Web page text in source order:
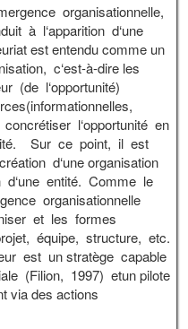
organisationnelle,
à l‘apparition d‘une
est entendu comme un
c‘est-à-dire les
(de l‘opportunité)
l‘opportunité en
Sur ce point, il est
d‘une organisation
entité. Comme le
organisationnelle
et les formes
équipe, structure, etc.
est un stratège capable
(Filion, 1997) etun pilote
via des actions